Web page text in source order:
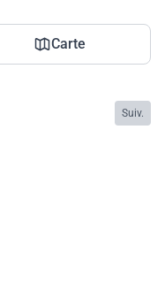
Carte
Suiv.